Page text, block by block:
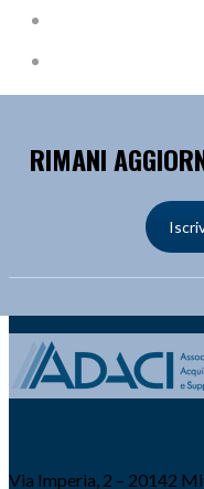
RIMANI
Via Imperia, 2 – 20142